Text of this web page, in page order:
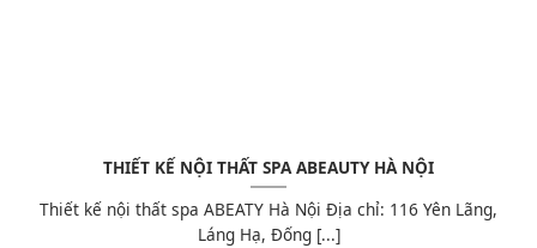
THIẾT KẾ NỘI THẤT SPA ABEAUTY HÀ NỘI
Thiết kế nội thất spa ABEATY Hà Nội Địa chỉ: 116 Yên Lãng,
Láng Hạ, Đống [...]